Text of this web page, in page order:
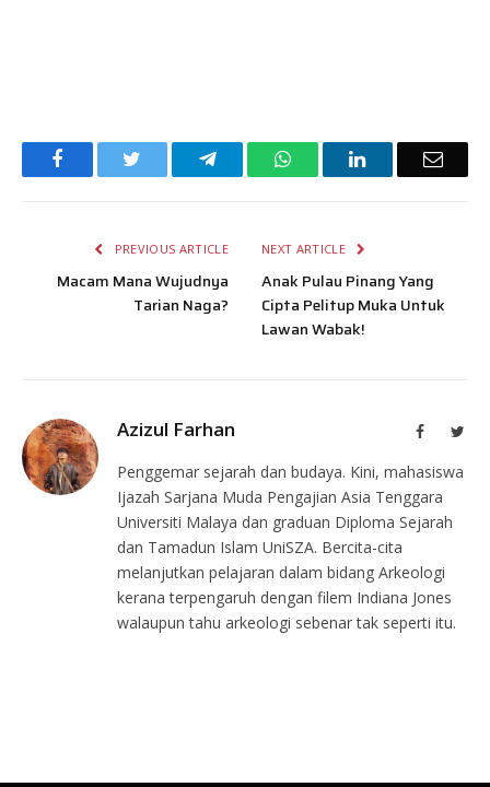
Facebook TelegramWhatsAppLinkedIn Email
PREVIOUS ARTICLE
Macam Mana Wujudnya
Tarian Naga?
NEXT ARTICLE
Anak Pulau Pinang Yang
Cipta Pelitup Muka Untuk
Lawan Wabak!
Azizul Farhan Facebook
Penggemar sejarah dan budaya. Kini, mahasiswa
Ijazah Sarjana Muda Pengajian Asia Tenggara
Universiti Malaya dan graduan Diploma Sejarah
dan Tamadun Islam UniSZA. Bercita-cita
melanjutkan pelajaran dalam bidang Arkeologi
kerana terpengaruh dengan filem Indiana Jones
walaupun tahu arkeologi sebenar tak seperti itu.